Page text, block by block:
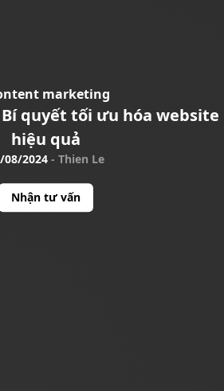
marketing
Bí quyết tối ưu hóa website
hiệu quả
08/2024 - Thien Le
Nhận tư vấn